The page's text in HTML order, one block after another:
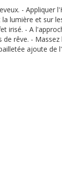
- Appliquer
lumière et sur
irisé. - A
rêve. - Massez
ajoute de